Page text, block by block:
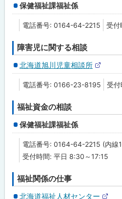
保健福祉課福祉係
電話番号: 0164-64-2215 受付
障害児に関する相談
北海道旭川児童相談所
外
部
サ
電話番号: 0166-23-8195 受
福祉資金の相談
保健福祉課福祉係
電話番号: 0164-64-2215 (内線
受付時間: 平日 8:30～17:15
福祉関係の仕事
北海道福祉人材センター